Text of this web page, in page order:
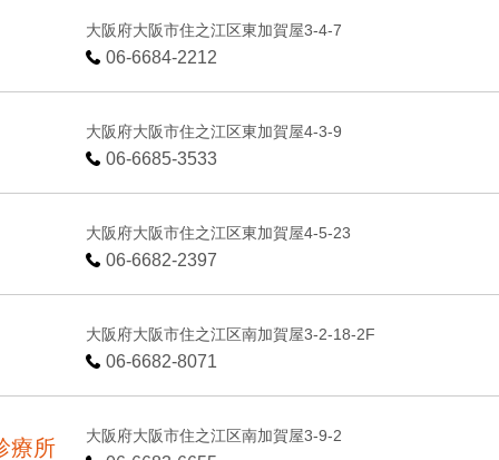
大阪府大阪市住之江区東加賀屋3-4-7
06-6684-2212
大阪府大阪市住之江区東加賀屋4-3-9
06-6685-3533
大阪府大阪市住之江区東加賀屋4-5-23
06-6682-2397
大阪府大阪市住之江区南加賀屋3-2-18-2F
06-6682-8071
療所 大阪府大阪市住之江区南加賀屋3-9-2